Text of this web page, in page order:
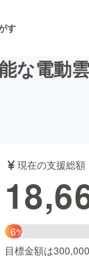
す
マンス
な電動
現在の支援総額
6%
目標金額は